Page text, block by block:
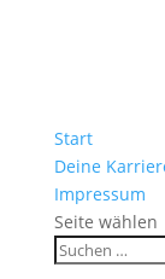
Start
Deine
Impressum
Seite wählen